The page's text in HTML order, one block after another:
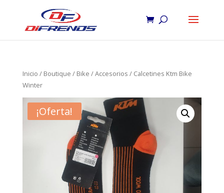
Inicio / Boutique / Bike /Accesorios / Calcetines Ktm Bike
Winter
¡Oferta!